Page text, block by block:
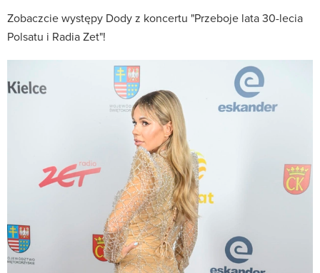
Zobaczcie występy Dody z koncertu "Przeboje lata 30-lecia
Polsatu i Radia Zet"!